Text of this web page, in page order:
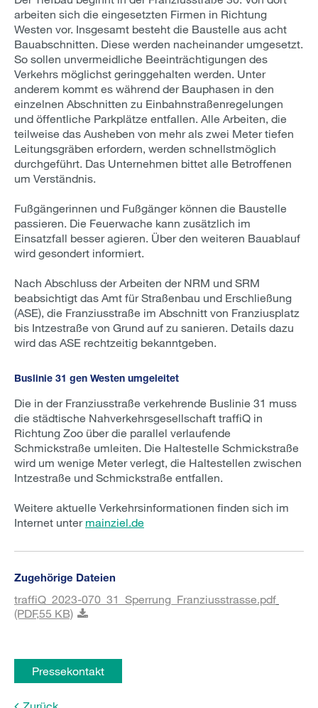
arbeiten sich die eingesetzten Firmen in Richtung
Westen vor. Insgesamt besteht die Baustelle aus acht
Bauabschnitten. Diese werden nacheinander umgesetzt.
So sollen unvermeidliche Beeinträchtigungen des
Verkehrs möglichst geringgehalten werden. Unter
anderem kommt es während der Bauphasen in den
einzelnen Abschnitten zu Einbahnstraßenregelungen
und öffentliche Parkplätze entfallen. Alle Arbeiten, die
teilweise das Ausheben von mehr als zwei Meter tiefen
Leitungsgräben erfordern, werden schnellstmöglich
durchgeführt. Das Unternehmen bittet alle Betroffenen
um Verständnis.
Fußgängerinnen und Fußgänger können die Baustelle
passieren. Die Feuerwache kann zusätzlich im
Einsatzfall besser agieren. Über den weiteren Bauablauf
wird gesondert informiert.
Nach Abschluss der Arbeiten der NRM und SRM
beabsichtigt das Amt für Straßenbau und Erschließung
(ASE), die Franziusstraße im Abschnitt von Franziusplatz
bis Intzestraße von Grund auf zu sanieren. Details dazu
wird das ASE rechtzeitig bekanntgeben.
Buslinie 31 gen Westen umgeleitet
Die in der Franziusstraße verkehrende Buslinie 31 muss
die städtische Nahverkehrsgesellschaft traffiQ in
Richtung Zoo über die parallel verlaufende
Schmickstraße umleiten. Die Haltestelle Schmickstraße
wird um wenige Meter verlegt, die Haltestellen zwischen
Intzestraße und Schmickstraße entfallen.
Weitere aktuelle Verkehrsinformationen finden sich im
Internet unter mainziel.de
Zugehörige Dateien
traffiQ_2023-070_31_Sperrung_Franziusstrasse.pdf
(PDF,55 KB)
Pressekontakt